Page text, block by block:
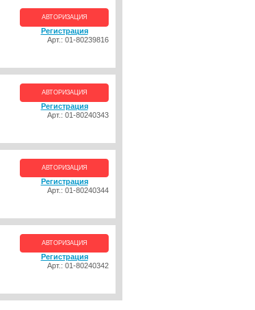
АВТОРИЗАЦИЯ
Регистрация
Арт.: 01-80239816
АВТОРИЗАЦИЯ
Регистрация
Арт.: 01-80240343
АВТОРИЗАЦИЯ
Регистрация
Арт.: 01-80240344
АВТОРИЗАЦИЯ
Регистрация
Арт.: 01-80240342